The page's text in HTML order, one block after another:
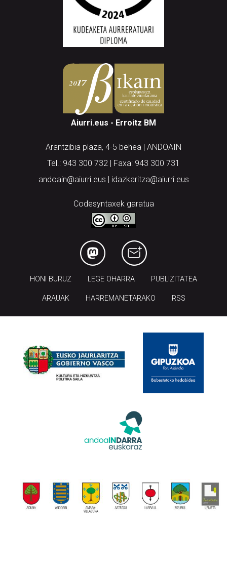
Aiurri.eus - Erroitz BM
Arantzibia plaza, 4-5 behea | ANDOAIN
Tel.: 943 300 732 | Faxa: 943 300 731
andoain@aiurri.eus | idazkaritza@aiurri.eus
Codesyntaxek garatua
HONI BURUZ LEGE OHARRA PUBLIZITATEA
ARAUAK HARREMANETARAKO RSS